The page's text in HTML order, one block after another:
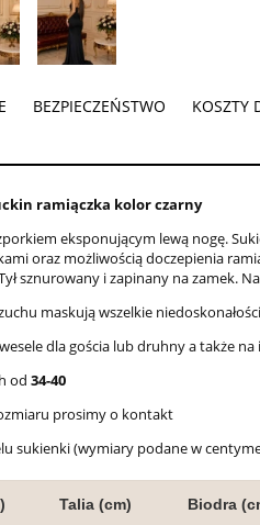
BEZPIECZEŃSTWO KOSZTY
ramiączka kolor czarny
eksponującym lewą nogę.
oraz możliwością doczepienia
sznurowany i zapinany na zamek.
maskują wszelkie
dla gościa lub druhny a także na
od 34-40
prosimy o kontakt
sukienki (wymiary podane w
Talia (cm) Biodra